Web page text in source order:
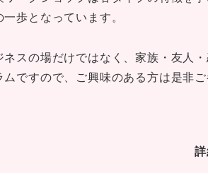
一歩となっています。
ネスの場だけではなく、家族・友人
ムですので、ご興味のある方は是非ご